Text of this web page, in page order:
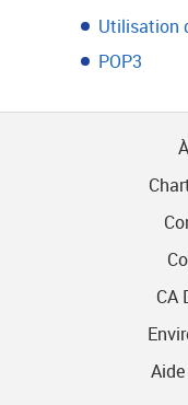
Utilisation
POP3
CA